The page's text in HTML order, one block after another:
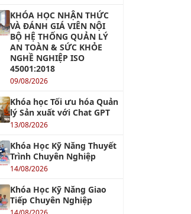
KHÓA HỌC NHẬN THỨC
VÀ ĐÁNH GIÁ VIÊN NỘI
BỘ HỆ THỐNG QUẢN LÝ
AN TOÀN & SỨC KHỎE
NGHỀ NGHIỆP ISO
45001:2018
09/08/2026
Khóa học Tối ưu hóa Quản
lý Sản xuất với Chat GPT
13/08/2026
Khóa Học Kỹ Năng Thuyết
Trình Chuyên Nghiệp
14/08/2026
Khóa Học Kỹ Năng Giao
Tiếp Chuyên Nghiệp